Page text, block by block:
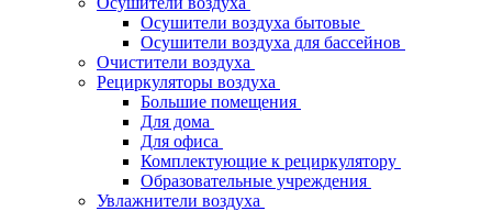
Осушители воздуха бытовые
Осушители воздуха для бассейнов
Очистители воздуха
Рециркуляторы воздуха
Большие помещения
Для дома
Для офиса
Комплектующие к рециркулятору
Образовательные учреждения
Увлажнители воздуха